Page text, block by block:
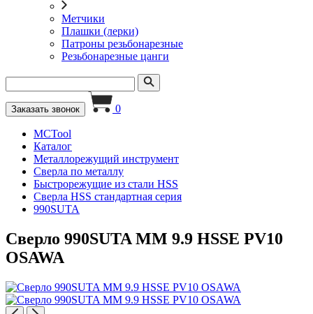
Метчики
Плашки (лерки)
Патроны резьбонарезные
Резьбонарезные цанги
Заказать звонок 0
MCTool
Каталог
Металлорежущий инструмент
Сверла по металлу
Быстрорежущие из стали HSS
Сверла HSS стандартная серия
990SUTA
Сверло 990SUTA MM 9.9 HSSE PV10
OSAWA